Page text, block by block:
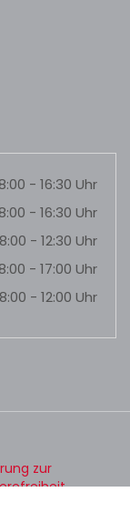
- 16:30 Uhr
- 16:30 Uhr
- 12:30 Uhr
- 17:00 Uhr
- 12:00 Uhr
zur